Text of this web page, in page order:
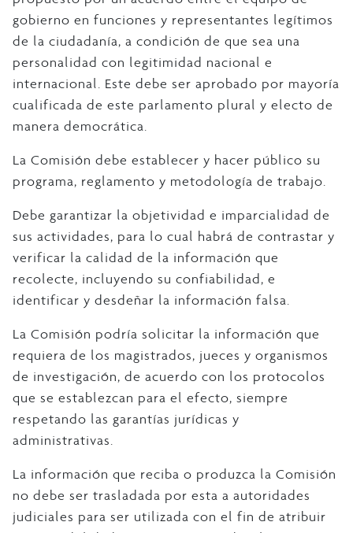
gobierno en funciones y representantes legítimos
de la ciudadanía, a condición de que sea una
personalidad con legitimidad nacional e
internacional. Este debe ser aprobado por mayoría
cualificada de este parlamento plural y electo de
manera democrática.
La Comisión debe establecer y hacer público su
programa, reglamento y metodología de trabajo.
Debe garantizar la objetividad e imparcialidad de
sus actividades, para lo cual habrá de contrastar y
verificar la calidad de la información que
recolecte, incluyendo su confiabilidad, e
identificar y desdeñar la información falsa.
La Comisión podría solicitar la información que
requiera de los magistrados, jueces y organismos
de investigación, de acuerdo con los protocolos
que se establezcan para el efecto, siempre
respetando las garantías jurídicas y
administrativas.
La información que reciba o produzca la Comisión
no debe ser trasladada por esta a autoridades
judiciales para ser utilizada con el fin de atribuir